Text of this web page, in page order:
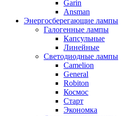
Garin
Ansman
Энергосберегающие лампы
Галогенные лампы
Капсульные
Линейные
Светодиодные лампы
Camelion
General
Robiton
Космос
Старт
Экономка